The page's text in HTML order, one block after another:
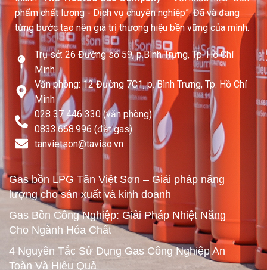
phẩm chất lượng - Dịch vụ chuyên nghiệp”. Đã và đang
từng bước tạo nên giá trị thương hiệu bền vững của mình.
Trụ sở: 26 Đường số 59, p.Bình Trưng, Tp. Hồ Chí
Minh
Văn phòng: 12 Đường 7C1, p. Bình Trưng, Tp. Hồ Chí
Minh
028 37 446 330 (văn phòng)
0833.668.996 (đặt gas)
tanvietson@taviso.vn​
Gas bồn LPG Tân Việt Sơn – Giải pháp năng
lượng cho sản xuất và kinh doanh
Gas Bồn Công Nghiệp: Giải Pháp Nhiệt Năng
Cho Ngành Hóa Chất
4 Nguyên Tắc Sử Dụng Gas Công Nghiệp An
Toàn Và Hiệu Quả